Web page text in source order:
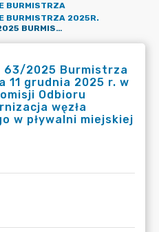
BURMISTRZA
BURMISTRZA 2025R.
ZARZĄDZENIE WEW. NR 63/2025 BURMISTRZA MIASTA PUŁTUSK Z DNIA 11 GRUDNIA 2025 R. W SPRAWIE POWOŁANIA KOMISJI ODBIORU INWESTYCJI PN. "MODERNIZACJA WĘZŁA SANITARNEGO MĘSKIEGO W PŁYWALNI MIEJSKIEJ W PUŁTUSKU"
63/2025 Burmistrza
11 grudnia 2025 r. w
Odbioru
węzła
w pływalni miejskiej